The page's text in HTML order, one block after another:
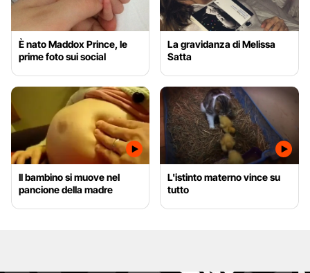
È nato Maddox Prince, le
prime foto sui social
La gravidanza di Melissa
Satta
Il bambino si muove nel
pancione della madre
L'istinto materno vince su
tutto